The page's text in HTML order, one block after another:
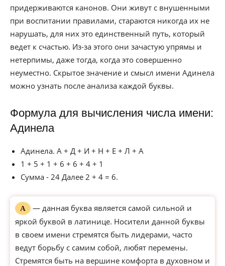
придерживаются канонов. Они живут с внушенными
при воспитании правилами, стараются никогда их не
нарушать, для них это единственный путь, который
ведет к счастью. Из-за этого они зачастую упрямы и
нетерпимы, даже тогда, когда это совершенно
неуместно. Скрытое значение и смысл имени Адинела
можно узнать после анализа каждой буквы.
Формула для вычисления числа имени:
Адинела
Адинела. А + Д + И + Н + Е + Л + А
1 + 5 + 1 + 6 + 6 + 4 + 1
Сумма - 24 Далее 2 + 4 = 6.
А
— данная буква является самой сильной и
яркой буквой в латинице. Носители данной буквы
в своем имени стремятся быть лидерами, часто
ведут борьбу с самим собой, любят перемены.
Стремятся быть на вершине комфорта в духовном и